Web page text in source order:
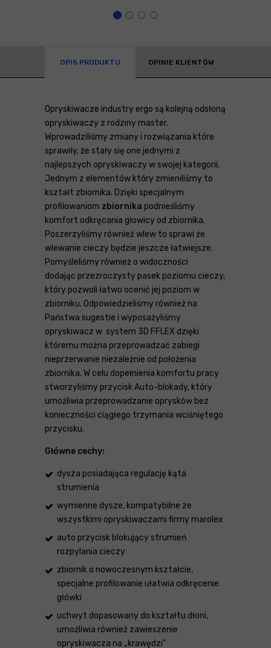
OPIS PRODUKTU OPINIE KLIENTÓW
Opryskiwacze industry ergo są kolejną odsłoną
opryskiwaczy z rodziny master.
Wprowadziliśmy zmiany i rozwiązania które
sprawiły, że stały się one jednymi z
najlepszych opryskiwaczy w swojej kategorii.
Jednym z elementów który zmieniliśmy to
kształt zbiornika. Dzięki specjalnym
profilowaniom zbiornika podnieśliśmy
komfort odkręcania głowicy od zbiornika.
Poszerzyliśmy również wlew to sprawi że
wlewanie cieczy będzie jeszcze łatwiejsze.
Pomyśleliśmy również o widoczności
dodając przezroczysty pasek poziomu cieczy,
który pozwoli łatwo ocenić jej poziom w
zbiorniku. Odpowiedzieliśmy również na
Państwa sugestie i wyposażyliśmy
opryskiwacz w system 3D FFLEX dzięki
któremu można przeprowadzać zabiegi
nieprzerwanie niezależnie od położenia
zbiornika. W celu dopełnienia komfortu pracy
stworzyliśmy przycisk Auto-blokady, który
umożliwia przeprowadzanie oprysków bez
konieczności ciągłego trzymania wciśniętego
przycisku.
Główne cechy:
dysza posiadająca regulację kąta
strumienia
wymienne dysze, kompatybilne ze
wszystkimi opryskiwaczami firmy marolex
auto przycisk blokujący strumień
rozpylania cieczy
zbiornik o nowoczesnym kształcie,
specjalne profilowanie ułatwia odkręcenie
główki
uchwyt dopasowany do kształtu dłoni,
umożliwia również zawieszenie
opryskiwacza na „krawędzi”